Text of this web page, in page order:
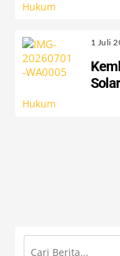
Hukum
1 Juli
Hukum
Cari